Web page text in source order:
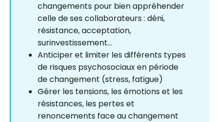
changements pour bien appréhender
celle de ses collaborateurs : déni,
résistance, acceptation,
surinvestissement…
Anticiper et limiter les différents types
de risques psychosociaux en période
de changement (stress, fatigue)
Gérer les tensions, les émotions et les
résistances, les pertes et
renoncements face au changement